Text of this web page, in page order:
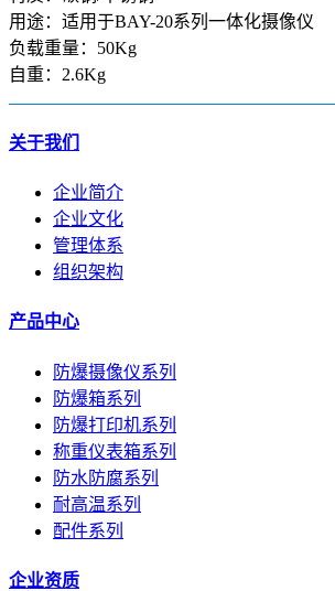
用途：适用于BAY-20系列一体化摄像仪
负载重量：50Kg
自重：2.6Kg
关于我们
企业简介
企业文化
管理体系
组织架构
产品中心
防爆摄像仪系列
防爆箱系列
防爆打印机系列
称重仪表箱系列
防水防腐系列
耐高温系列
配件系列
企业资质